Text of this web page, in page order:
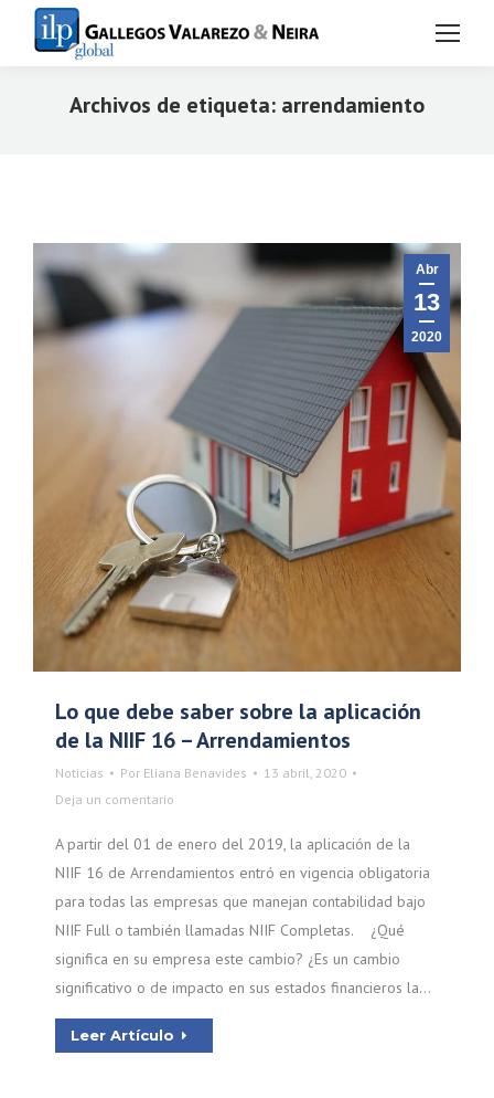
Archivos de etiqueta: arrendamiento
Abr
13
2020
Lo que debe saber sobre la aplicación
de la NIIF 16 – Arrendamientos
Noticias Por Eliana Benavides
13 abril, 2020
Deja un comentario
A partir del 01 de enero del 2019, la aplicación de la
NIIF 16 de Arrendamientos entró en vigencia obligatoria
para todas las empresas que manejan contabilidad bajo
NIIF Full o también llamadas NIIF Completas. ¿Qué
significa en su empresa este cambio? ¿Es un cambio
significativo o de impacto en sus estados financieros la…
Leer Artículo